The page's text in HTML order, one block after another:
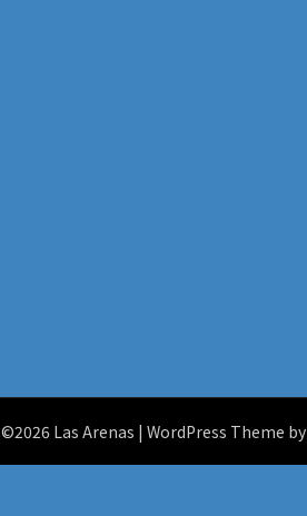
©2026 Las Arenas | WordPress Theme by